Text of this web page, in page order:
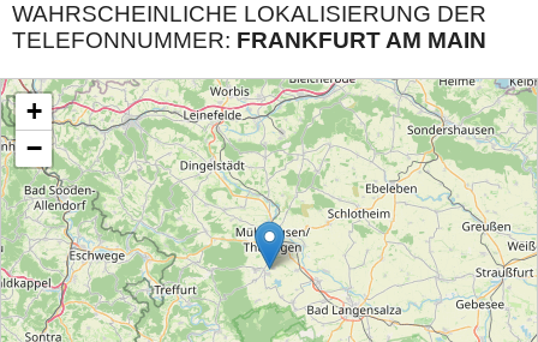
WAHRSCHEINLICHE LOKALISIERUNG DER
TELEFONNUMMER: FRANKFURT AM MAIN